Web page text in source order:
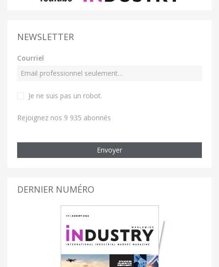
NEWSLETTER
Courriel
Je ne suis pas un robot.
Rejoignez nos 9 935 abonnés
Envoyer
DERNIER NUMÉRO